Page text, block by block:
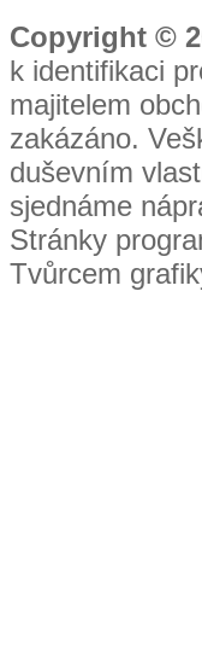
Copyright ©
k identifikaci
majitelem
zakázáno.
duševním
sjednáme
Stránky
Tvůrcem